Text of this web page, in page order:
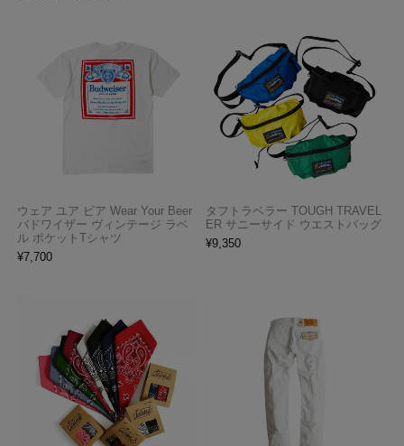
ウェア ユア ビア Wear Your Beer
バドワイザー ヴィンテージ ラベ
ル ポケットTシャツ
¥7,700
タフトラベラー TOUGH TRAVEL
ER サニーサイド ウエストバッグ
¥9,350